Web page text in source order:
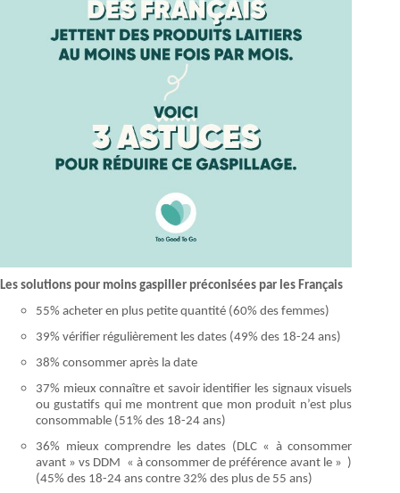
Les solutions pour moins gaspiller préconisées par les Français
55% acheter en plus petite quantité (60% des femmes)
39% vérifier régulièrement les dates (49% des 18-24 ans)
38% consommer après la date
37% mieux connaître et savoir identifier les signaux visuels
ou gustatifs qui me montrent que mon produit n’est plus
consommable (51% des 18-24 ans)
36% mieux comprendre les dates (DLC « à consommer
avant » vs DDM « à consommer de préférence avant le » )
(45% des 18-24 ans contre 32% des plus de 55 ans)